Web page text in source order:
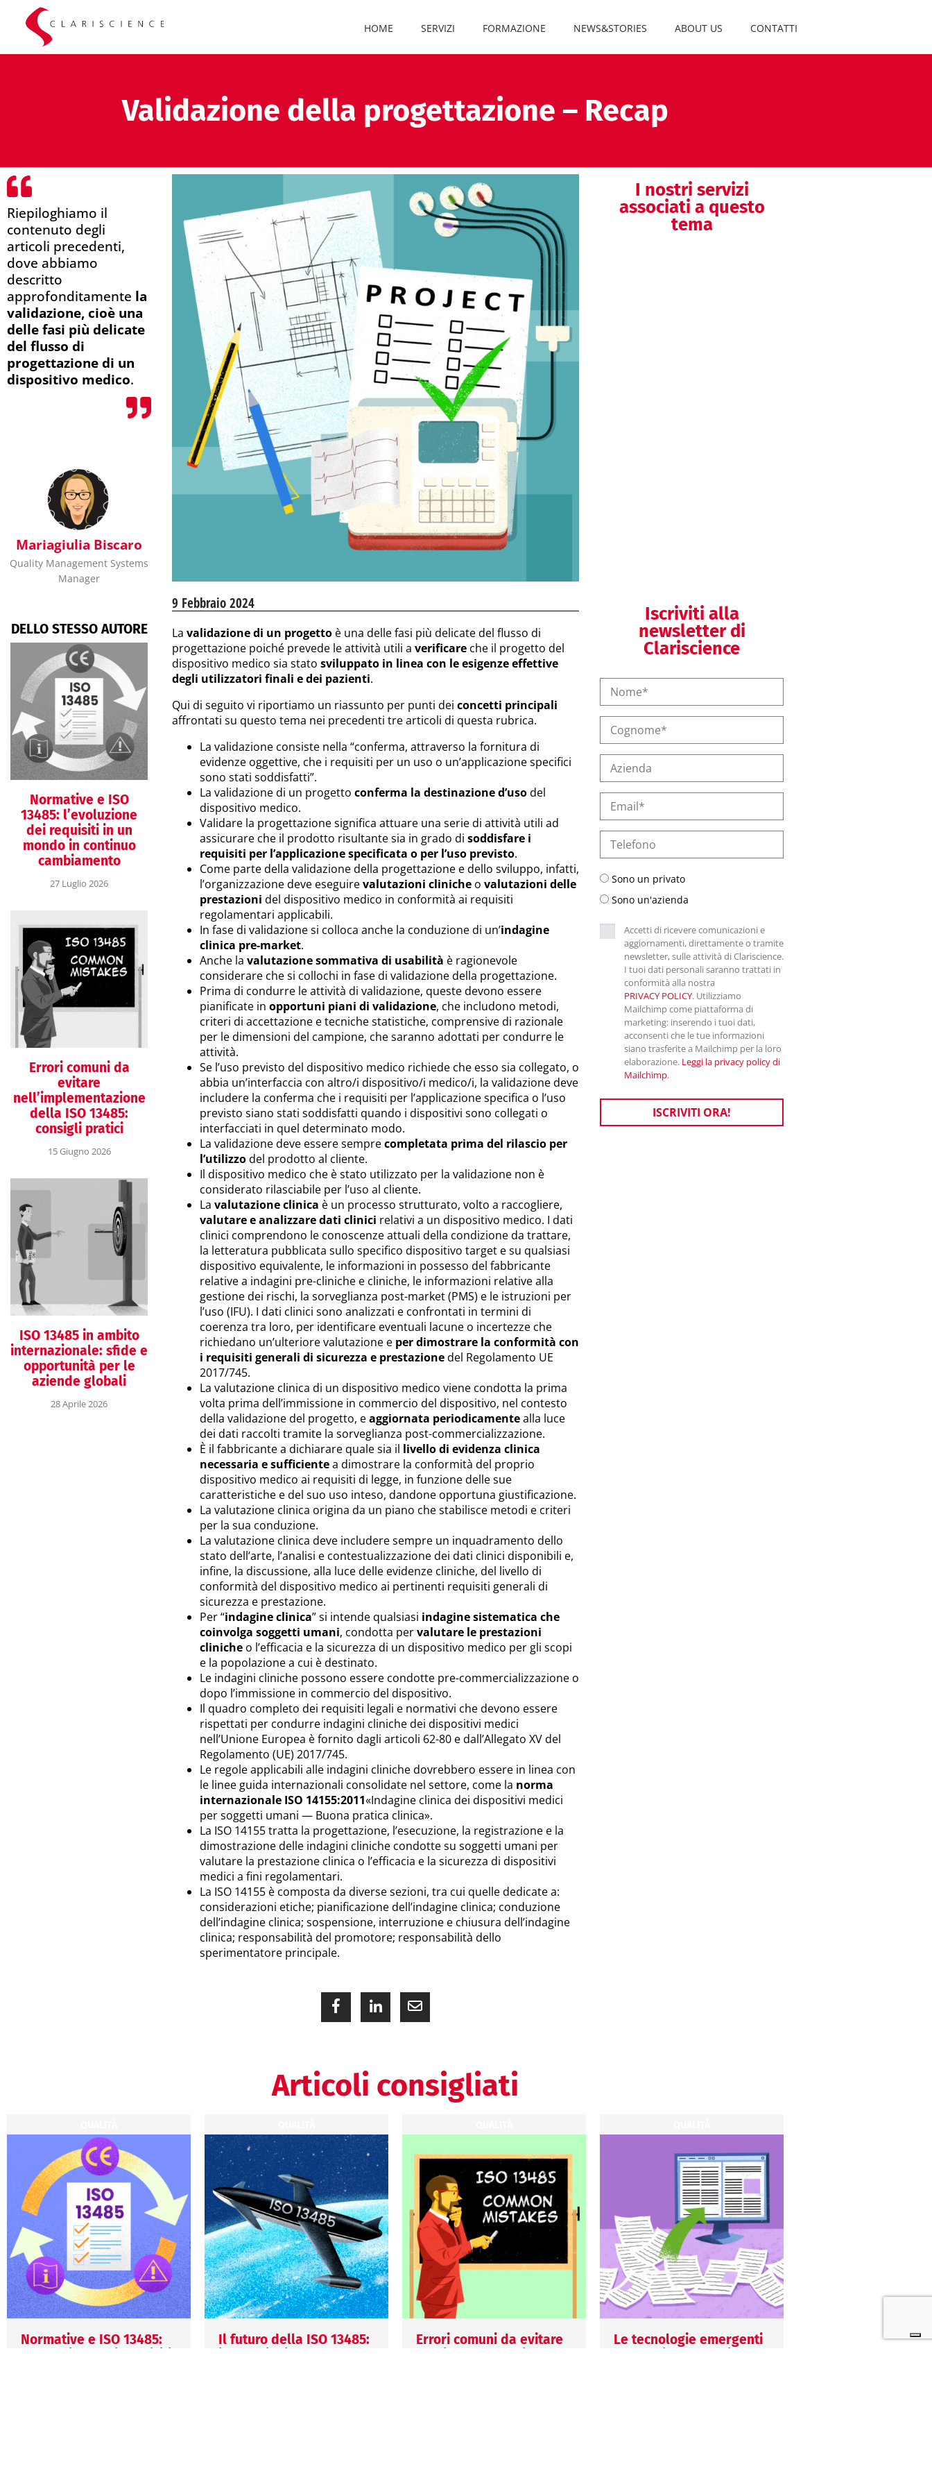
HOME SERVIZI FORMAZIONE NEWS&STORIES ABOUT US CONTATTI
Validazione della progettazione – Recap
Riepiloghiamo il
contenuto degli
articoli precedenti,
dove abbiamo
descritto
approfonditamente la
validazione, cioè una
delle fasi più delicate
del flusso di
progettazione di un
dispositivo medico.
Mariagiulia Biscaro
Quality Management Systems
Manager
DELLO STESSO AUTORE
Normative e ISO
13485: l’evoluzione
dei requisiti in un
mondo in continuo
cambiamento
27 Luglio 2026
Errori comuni da
evitare
nell’implementazione
della ISO 13485:
consigli pratici
15 Giugno 2026
ISO 13485 in ambito
internazionale: sfide e
opportunità per le
aziende globali
28 Aprile 2026
9 Febbraio 2024
La validazione di un progetto è una delle fasi più delicate del flusso di
progettazione poiché prevede le attività utili a verificare che il progetto del
dispositivo medico sia stato sviluppato in linea con le esigenze effettive
degli utilizzatori finali e dei pazienti.
Qui di seguito vi riportiamo un riassunto per punti dei concetti principali
affrontati su questo tema nei precedenti tre articoli di questa rubrica.
La validazione consiste nella “conferma, attraverso la fornitura di
evidenze oggettive, che i requisiti per un uso o un’applicazione specifici
sono stati soddisfatti”.
La validazione di un progetto conferma la destinazione d’usodel
dispositivo medico.
Validare la progettazione significa attuare una serie di attività utili ad
assicurare che il prodotto risultante sia in grado di soddisfare i
requisiti per l’applicazione specificata o per l’uso previsto.
Come parte della validazione della progettazione e dello sviluppo, infatti,
l’organizzazione deve eseguirevalutazioni cliniche o valutazioni delle
prestazioni del dispositivo medico in conformità ai requisiti
regolamentari applicabili.
In fase di validazione si colloca anche la conduzione di un’indagine
clinica pre-market.
Anche la valutazione sommativa di usabilità è ragionevole
considerare che si collochi in fase di validazione della progettazione.
Prima di condurre le attività di validazione, queste devono essere
pianificate in opportuni piani di validazione, che includono metodi,
criteri di accettazione e tecniche statistiche, comprensive di razionale
per le dimensioni del campione, che saranno adottati per condurre le
attività.
Se l’uso previsto del dispositivo medico richiede che esso sia collegato, o
abbia un’interfaccia con altro/i dispositivo/i medico/i, la validazione deve
includere la conferma che i requisiti per l’applicazione specifica o l’uso
previsto siano stati soddisfatti quando i dispositivi sono collegati o
interfacciati in quel determinato modo.
La validazione deve essere semprecompletata prima del rilascio per
l’utilizzodel prodotto al cliente.
Il dispositivo medico che è stato utilizzato per la validazione non è
considerato rilasciabile per l’uso al cliente.
La valutazione clinica è un processo strutturato, volto a raccogliere,
valutare e analizzare dati clinici relativi a un dispositivo medico. I dati
clinici comprendono le conoscenze attuali della condizione da trattare,
la letteratura pubblicata sullo specifico dispositivo target e su qualsiasi
dispositivo equivalente, le informazioni in possesso del fabbricante
relative a indagini pre-cliniche e cliniche, le informazioni relative alla
gestione dei rischi, la sorveglianza post-market (PMS) e le istruzioni per
l’uso (IFU). I dati clinici sono analizzati e confrontati in termini di
coerenza tra loro, per identificare eventuali lacune o incertezze che
richiedano un’ulteriore valutazione e per dimostrare la conformità con
i requisiti generali di sicurezza e prestazionedel Regolamento UE
2017/745.
La valutazione clinica di un dispositivo medico viene condotta la prima
volta prima dell’immissione in commercio del dispositivo, nel contesto
della validazione del progetto, eaggiornata periodicamentealla luce
dei dati raccolti tramite la sorveglianza post-commercializzazione.
È il fabbricante a dichiarare quale sia il livello di evidenza clinica
necessaria e sufficientea dimostrare la conformità del proprio
dispositivo medico ai requisiti di legge, in funzione delle sue
caratteristiche e del suo uso inteso, dandone opportuna giustificazione.
La valutazione clinica origina da un piano che stabilisce metodi e criteri
per la sua conduzione.
La valutazione clinica deve includere sempre un inquadramento dello
stato dell’arte, l’analisi e contestualizzazione dei dati clinici disponibili e,
infine, la discussione, alla luce delle evidenze cliniche, del livello di
conformità del dispositivo medico ai pertinenti requisiti generali di
sicurezza e prestazione.
Per “indagine clinica” si intende qualsiasi indagine sistematica che
coinvolga soggetti umani, condotta pervalutare le prestazioni
cliniche o l’efficacia e la sicurezza di un dispositivo medico per gli scopi
e la popolazione a cui è destinato.
Le indagini cliniche possono essere condotte pre-commercializzazione o
dopo l’immissione in commercio del dispositivo.
Il quadro completo dei requisiti legali e normativi che devono essere
rispettati per condurre indagini cliniche dei dispositivi medici
nell’Unione Europea è fornito dagli articoli 62-80 e dall’Allegato XV del
Regolamento (UE) 2017/745.
Le regole applicabili alle indagini cliniche dovrebbero essere in linea con
le linee guida internazionali consolidate nel settore, come la norma
internazionale ISO 14155:2011«Indagine clinica dei dispositivi medici
per soggetti umani — Buona pratica clinica».
La ISO 14155 tratta la progettazione, l’esecuzione, la registrazione e la
dimostrazione delle indagini cliniche condotte su soggetti umani per
valutare la prestazione clinica o l’efficacia e la sicurezza di dispositivi
medici a fini regolamentari.
La ISO 14155 è composta da diverse sezioni, tra cui quelle dedicate a:
considerazioni etiche; pianificazione dell’indagine clinica; conduzione
dell’indagine clinica; sospensione, interruzione e chiusura dell’indagine
clinica; responsabilità del promotore; responsabilità dello
sperimentatore principale.
I nostri servizi
associati a questo
tema
Iscriviti alla
newsletter di
Clariscience
Sono un privato
Sono un'azienda
Accetti di ricevere comunicazioni e
aggiornamenti, direttamente o tramite
newsletter, sulle attività di Clariscience.
I tuoi dati personali saranno trattati in
conformità alla nostra
PRIVACY POLICY. Utilizziamo
Mailchimp come piattaforma di
marketing: inserendo i tuoi dati,
acconsenti che le tue informazioni
siano trasferite a Mailchimp per la loro
elaborazione. Leggi la privacy policy di
Mailchimp.
ISCRIVITI ORA!
Articoli consigliati
Normative e ISO 13485:
Il futuro della ISO 13485:
Errori comuni da evitare
Le tecnologie emergenti
Normative e ISO